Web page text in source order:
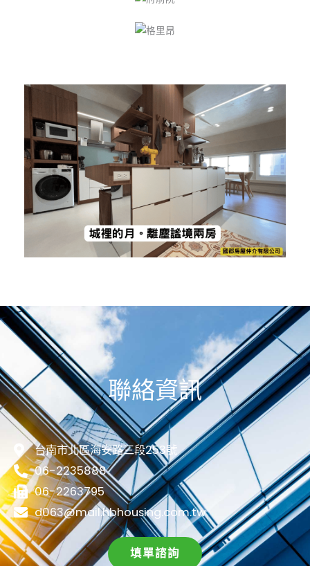
聯絡資訊
台南市北區海安路三段253號
06-2235888
06-2263795
d063@mail.hbhousing.com.tw
填單諮詢